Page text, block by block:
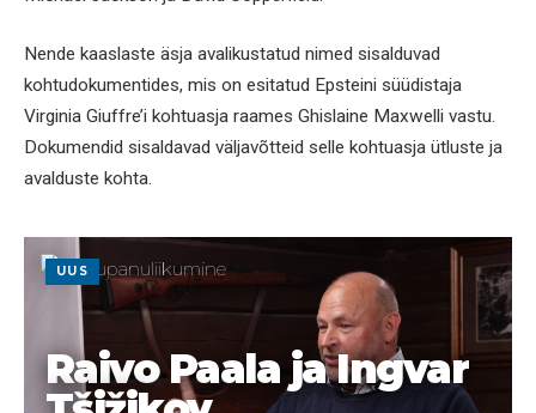
Nende kaaslaste äsja avalikustatud nimed sisalduvad
kohtudokumentides, mis on esitatud Epsteini süüdistaja
Virginia Giuffre’i kohtuasja raames Ghislaine Maxwelli vastu.
Dokumendid sisaldavad väljavõtteid selle kohtuasja ütluste ja
avalduste kohta.
UUS
Raivo Paala ja Ingvar